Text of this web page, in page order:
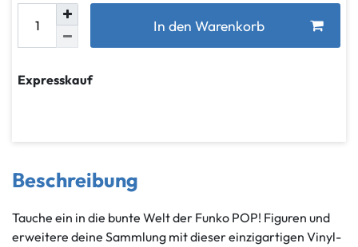
In den Warenkorb
Expresskauf
Beschreibung
Tauche ein in die bunte Welt der Funko POP! Figuren und
erweitere deine Sammlung mit dieser einzigartigen Vinyl-